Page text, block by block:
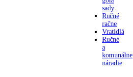
sady
Ručné
račne
Vratidlá
Ručné
a
komunálne
náradie